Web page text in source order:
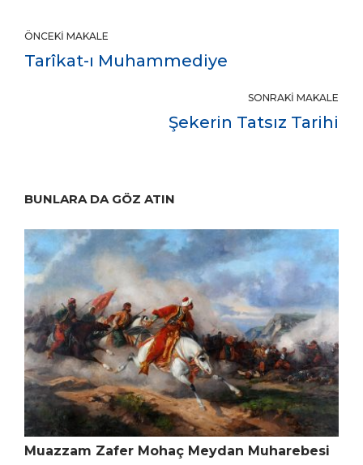
ÖNCEKI MAKALE
Tarîkat-ı Muhammediye
SONRAKI MAKALE
Şekerin Tatsız Tarihi
BUNLARA DA GÖZ ATIN
Muazzam Zafer Mohaç Meydan Muharebesi